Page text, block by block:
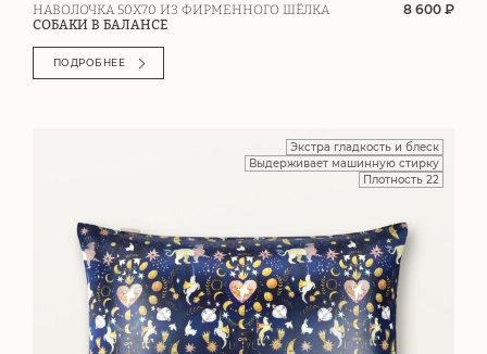
НАВОЛОЧКА 50Х70 ИЗ ФИРМЕННОГО ШЁЛКА
СОБАКИ В БАЛАНСЕ
8 600 ₽
ПОДРОБНЕЕ
Экстра гладкость и блеск
Выдерживает машинную стирку
Плотность 22